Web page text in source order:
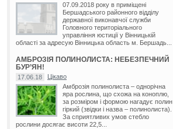
07.09.2018 року в приміщені
Бершадського районного відділу
державної виконавчої служби
Головного територіального
управління юстиції у Вінницькій
області за адресую Вінницька область м. Бершадь...
АМБРОЗІЯ ПОЛИНОЛИСТА: НЕБЕЗПЕЧНИЙ
БУР’ЯН!
17.06.18
Цікаво
Амброзія полинолиста – однорічна
яра рослина, що схожа на коноплю,
за розміром і формою нагадує полин
гіркий (звідки і назва – полинолиста).
За сприятливих умов стебло
рослини досягає висоти 22,5...